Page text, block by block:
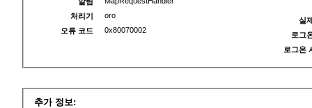
처리기
oro
오류 코드
0x80070002
실
로그
로그온
추가 정보: